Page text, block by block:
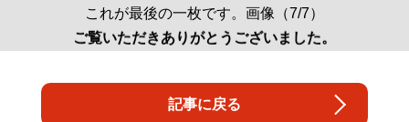
これが最後の一枚です。画像（7/7）
ご覧いただきありがとうございました。
記事に戻る